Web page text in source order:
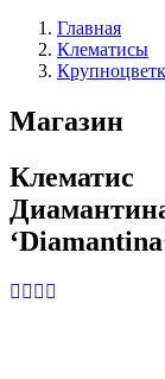
Главная
Клематисы
Магазин
Клематис